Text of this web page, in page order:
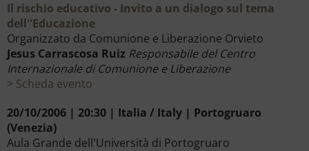
Il rischio educativo - Invito a un dialogo sul tema
dell''Educazione
Organizzato da Comunione e Liberazione Orvieto
Jesus Carrascosa Ruiz Responsabile del Centro
Internazionale di Comunione e Liberazione
Scheda evento
20/10/2006 | 20:30 | Italia / Italy | Portogruaro
(Venezia)
Aula Grande dell'Università di Portogruaro